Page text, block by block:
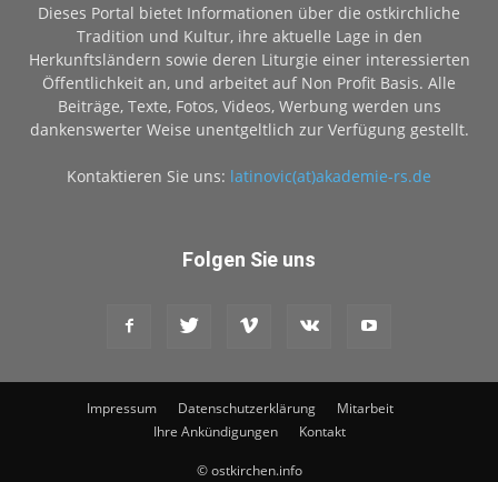
Dieses Portal bietet Informationen über die ostkirchliche
Tradition und Kultur, ihre aktuelle Lage in den
Herkunftsländern sowie deren Liturgie einer interessierten
Öffentlichkeit an, und arbeitet auf Non Profit Basis. Alle
Beiträge, Texte, Fotos, Videos, Werbung werden uns
dankenswerter Weise unentgeltlich zur Verfügung gestellt.
Kontaktieren Sie uns: latinovic(at)akademie-rs.de
Folgen Sie uns
Impressum Datenschutzerklärung
Mitarbeit
Ihre Ankündigungen
Kontakt
© ostkirchen.info